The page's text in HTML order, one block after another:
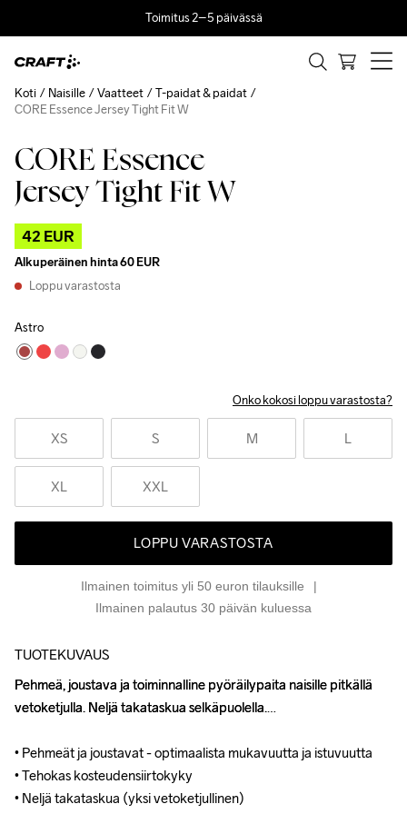
Toimitus 2–5 päivässä
CORE Essence
Jersey Tight Fit W
42 EUR
Alkuperäinen hinta60 EUR
Loppu varastosta
Astro
Onko kokosi loppu varastosta?
XS S M L
XL XXL
LOPPU VARASTOSTA
Ilmainen toimitus yli 50 euron tilauksille
Ilmainen palautus 30 päivän kuluessa
Koti Naisille Vaatteet
T-paidat & paidat
CORE Essence Jersey Tight Fit W
Outlet
TUOTEKUVAUS
Pehmeä, joustava ja toiminnalline pyöräilypaita naisille pitkällä
vetoketjulla. Neljä takataskua selkäpuolella.
• Pehmeät ja joustavat - optimaalista mukavuutta ja istuvuutta
• Tehokas kosteudensiirtokyky
• Neljä takataskua (yksi vetoketjullinen)
Pehmeä, joustava ja toiminnalline pyöräilypaita naisille pitkällä
vetoketjulla. Neljä takataskua selkäpuolella.
• Pehmeät ja joustavat - optimaalista mukavuutta ja istuvuutta
• Tehokas kosteudensiirtokyky
• Neljä takataskua (yksi vetoketjullinen)